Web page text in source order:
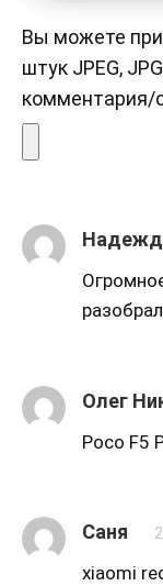
Вы можете
штук JPEG,
комментария/
Олег
Poco F5
Саня
xiaomi